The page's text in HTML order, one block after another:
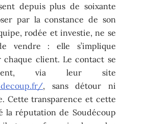
depuis plus de soixante
par la constance de son
rodée et investie, ne se
vendre : elle s’implique
client. Le contact se
via leur site
, sans détour ni
Cette transparence et cette
la réputation de Soudécoup